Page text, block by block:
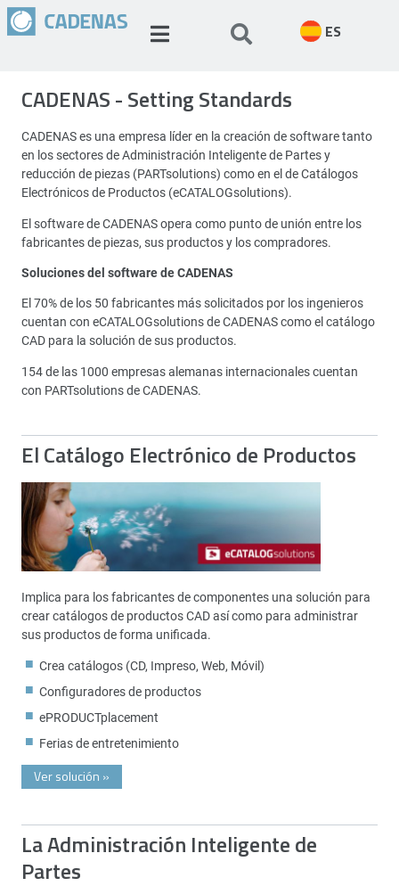
ES
CADENAS - Setting Standards
CADENAS es una empresa líder en la creación de software tanto
en los sectores de Administración Inteligente de Partes y
reducción de piezas (PARTsolutions) como en el de Catálogos
Electrónicos de Productos (eCATALOGsolutions).
El software de CADENAS opera como punto de unión entre los
fabricantes de piezas, sus productos y los compradores.
Soluciones del software de CADENAS
El 70% de los 50 fabricantes más solicitados por los ingenieros
cuentan con eCATALOGsolutions de CADENAS como el catálogo
CAD para la solución de sus productos.
154 de las 1000 empresas alemanas internacionales cuentan
con PARTsolutions de CADENAS.
El Catálogo Electrónico de Productos
Implica para los fabricantes de componentes una solución para
crear catálogos de productos CAD así como para administrar
sus productos de forma unificada.
Crea catálogos (CD, Impreso, Web, Móvil)
Configuradores de productos
ePRODUCTplacement
Ferias de entretenimiento
Ver solución »
La Administración Inteligente de
Partes